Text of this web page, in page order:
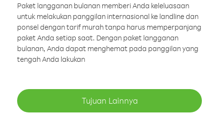
Paket langganan bulanan memberi Anda keleluasaan
untuk melakukan panggilan internasional ke landline dan
ponsel dengan tarif murah tanpa harus memperpanjang
paket Anda setiap saat. Dengan paket langganan
bulanan, Anda dapat menghemat pada panggilan yang
tengah Anda lakukan
Tujuan Lainnya